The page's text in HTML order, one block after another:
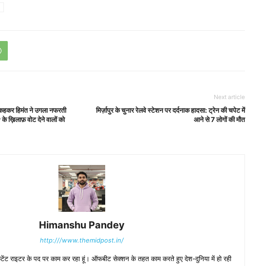
हिमंत ने उगला नफरती
ख़िलाफ़ वोट देने वालों को
Next article
मिर्ज़ापुर के चुनार रेलवे स्टेशन पर दर्दनाक हादसा: ट्रेन की चपेट में
आने से 7 लोगों की मौत
Himanshu Pandey
http:///www.themidpost.in/
राइटर के पद पर काम कर रहा हूं। ऑफबीट सेक्शन के तहत काम करते हुए देश-दुनिया में हो रही